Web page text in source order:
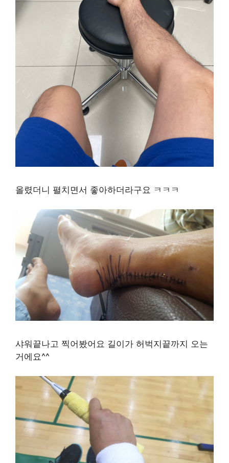
올렸더니 펼치면서 좋아하더라구요 ㅋㅋㅋ
샤워끝나고 찍어봤어요 길이가 허벅지끝까지 오는
거에요^^